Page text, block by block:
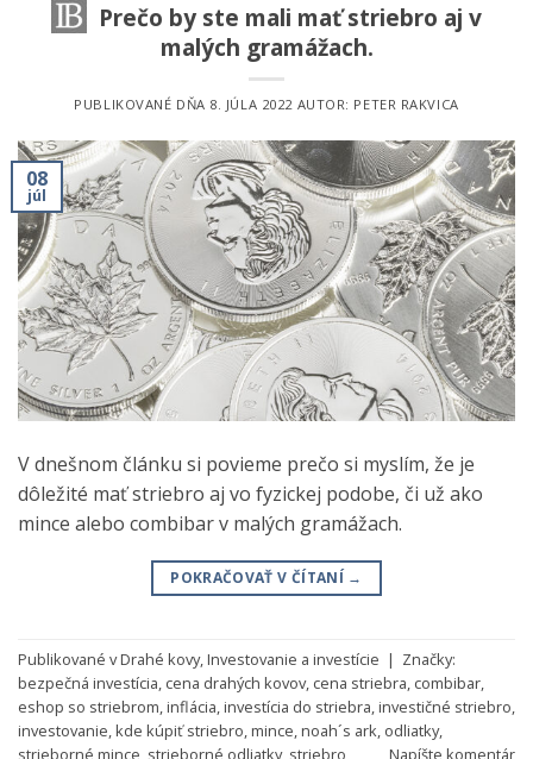
Prečo by ste mali mať striebro aj v
malých gramážach.
PUBLIKOVANÉ DŇA 8. JÚLA 2022AUTOR: PETER RAKVICA
08
júl
V dnešnom článku si povieme prečo si myslím, že je
dôležité mať striebro aj vo fyzickej podobe, či už ako
mince alebo combibar v malých gramážach.
POKRAČOVAŤ V ČÍTANÍ →
Publikované vDrahé kovy,Investovanie a investície | Značky:
bezpečná investícia, cena drahých kovov, cena striebra, combibar,
eshop so striebrom,inflácia,investícia do striebra,investičné striebro,
investovanie,kde kúpiť striebro,mince,noah´s ark, odliatky,
strieborné mince strieborné odliatky, striebro Napíšte komentár